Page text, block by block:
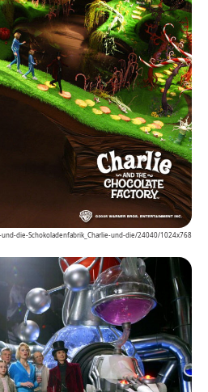
die-Schokoladenfabrik_Charlie-und-die/24040/1024x768